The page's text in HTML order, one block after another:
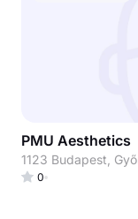
PMU Aesthetics
1123 Budapest,
0